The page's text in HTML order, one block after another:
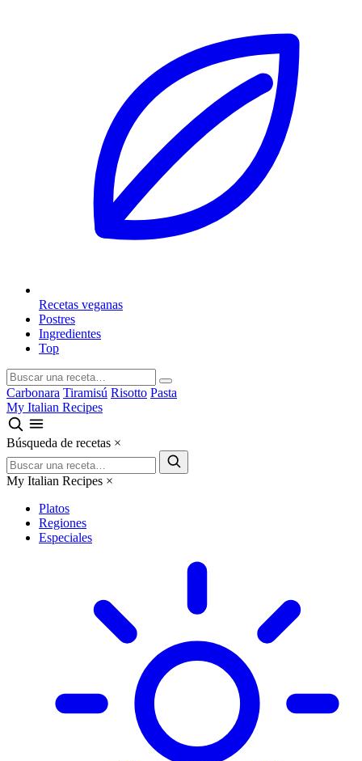
Recetas veganas
Postres
Ingredientes
Top
Carbonara Tiramisú Risotto Pasta
My Italian Recipes
Búsqueda de recetas ×
My Italian Recipes ×
Platos
Regiones
Especiales